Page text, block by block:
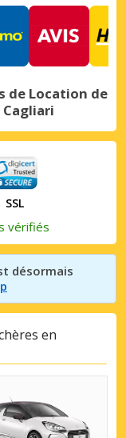
de Location de
SSL
vérifiés
désormais
en